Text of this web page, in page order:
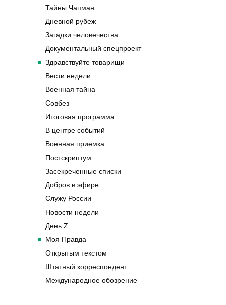
Тайны Чапман
Дневной рубеж
Загадки человечества
Документальный спецпроект
Здравствуйте товарищи
Вести недели
Военная тайна
Совбез
Итоговая программа
В центре событий
Военная приемка
Постскриптум
Засекреченные списки
Добров в эфире
Служу России
Новости недели
День Z
Моя Правда
Открытым текстом
Штатный корреспондент
Международное обозрение